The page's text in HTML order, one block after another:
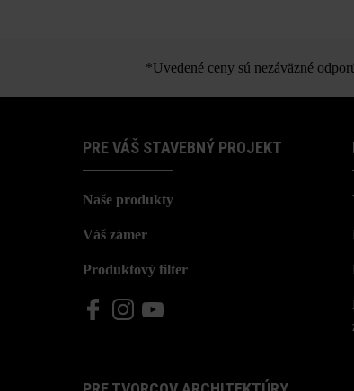
*Uvedené ceny sú nezáväzné
PRE VÁŠ STAVEBNÝ PROJEKT
Naše produkty
Váš zámer
Produktový filter